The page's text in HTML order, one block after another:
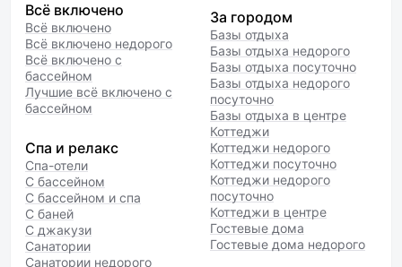
Всё включено
Всё включено
Всё включено недорого
Всё включено с
бассейном
Лучшие всё включено с
бассейном
Спа и релакс
Спа-отели
С бассейном
С бассейном и спа
С баней
С джакузи
Санатории
Санатории недорого
За городом
Базы отдыха
Базы отдыха недорого
Базы отдыха посуточно
Базы отдыха недорого
посуточно
Базы отдыха в центре
Коттеджи
Коттеджи недорого
Коттеджи посуточно
Коттеджи недорого
посуточно
Коттеджи в центре
Гостевые дома
Гостевые дома недорого